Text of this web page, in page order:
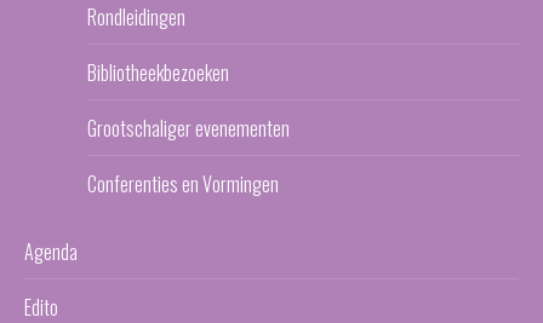
Rondleidingen
Bibliotheekbezoeken
Grootschaliger evenementen
Conferenties en Vormingen
Agenda
Edito